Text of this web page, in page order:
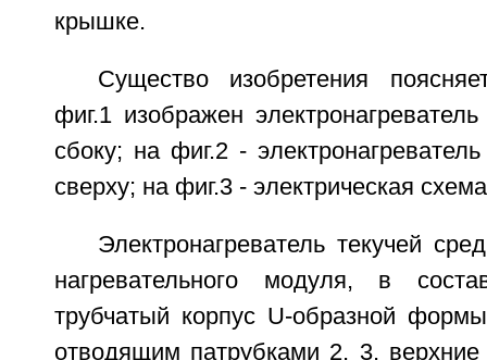
крышке.
Существо изобретения
фиг.1 изображен
сбоку; на фиг.2 -
сверху; на фиг.3 - электрическая
Электронагреватель текучей
нагревательного модуля, в
трубчатый корпус U-образной
отводящим патрубками 2, 3,